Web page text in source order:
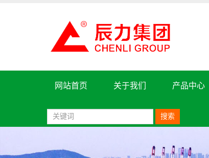
网站首页 关于我们 产品中心
搜索